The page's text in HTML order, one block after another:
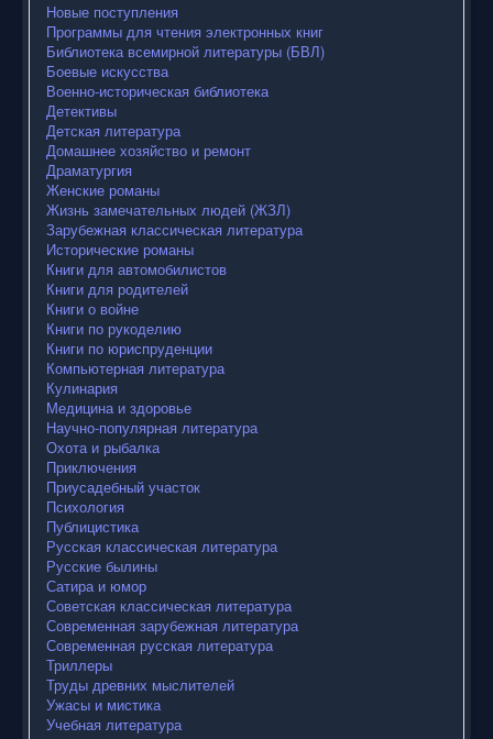
Новые поступления
Программы для чтения электронных книг
Библиотека всемирной литературы (БВЛ)
Боевые искусства
Военно-историческая библиотека
Детективы
Детская литература
Домашнее хозяйство и ремонт
Драматургия
Женские романы
Жизнь замечательных людей (ЖЗЛ)
Зарубежная классическая литература
Исторические романы
Книги для автомобилистов
Книги для родителей
Книги о войне
Книги по рукоделию
Книги по юриспруденции
Компьютерная литература
Кулинария
Медицина и здоровье
Научно-популярная литература
Охота и рыбалка
Приключения
Приусадебный участок
Психология
Публицистика
Русская классическая литература
Русские былины
Сатира и юмор
Советская классическая литература
Современная зарубежная литература
Современная русская литература
Триллеры
Труды древних мыслителей
Ужасы и мистика
Учебная литература